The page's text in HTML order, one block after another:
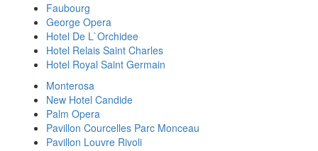
Faubourg
George Opera
Hotel De L`Orchidee
Hotel Relais Saint Charles
Hotel Royal Saint Germain
Monterosa
New Hotel Candide
Palm Opera
Pavillon Courcelles Parc Monceau
Pavillon Louvre Rivoli